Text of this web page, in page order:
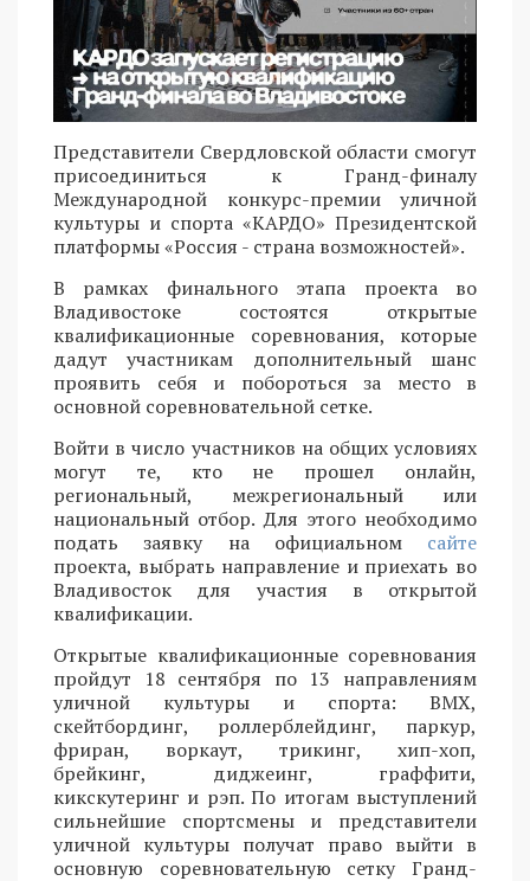
Представители Свердловской области смогут
присоединиться к Гранд-финалу
Международной конкурс-премии уличной
культуры и спорта «КАРДО» Президентской
платформы «Россия - страна возможностей».
В рамках финального этапа проекта во
Владивостоке состоятся открытые
квалификационные соревнования, которые
дадут участникам дополнительный шанс
проявить себя и побороться за место в
основной соревновательной сетке.
Войти в число участников на общих условиях
могут те, кто не прошел онлайн,
региональный, межрегиональный или
национальный отбор. Для этого необходимо
подать заявку на официальном сайте
проекта, выбрать направление и приехать во
Владивосток для участия в открытой
квалификации.
Открытые квалификационные соревнования
пройдут 18 сентября по 13 направлениям
уличной культуры и спорта: BMX,
скейтбординг, роллерблейдинг, паркур,
фриран, воркаут, трикинг, хип-хоп,
брейкинг, диджеинг, граффити,
кикскутеринг и рэп. По итогам выступлений
сильнейшие спортсмены и представители
уличной культуры получат право выйти в
основную соревновательную сетку Гранд-